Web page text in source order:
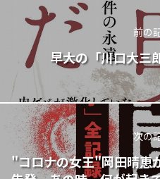
前の
早大の「川口大三
次の
"コロナの女王"岡田晴恵